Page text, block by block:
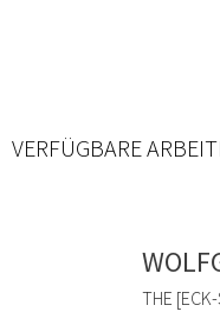
VERFÜGBARE
THE [ECK-